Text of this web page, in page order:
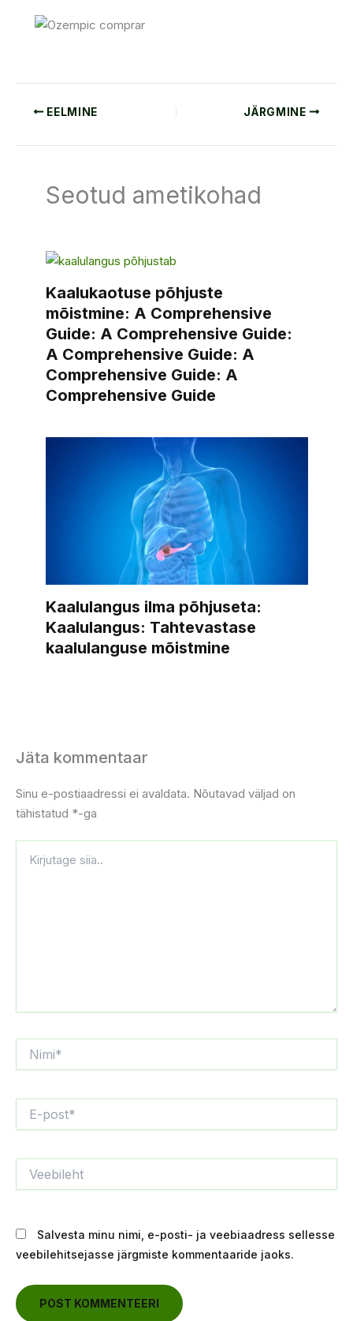
EELMINE JÄRGMINE
Seotud ametikohad
Kaalukaotuse põhjuste
mõistmine: A Comprehensive
Guide: A Comprehensive Guide:
A Comprehensive Guide: A
Comprehensive Guide: A
Comprehensive Guide
Kaalulangus ilma põhjuseta:
Kaalulangus: Tahtevastase
kaalulanguse mõistmine
Jäta kommentaar
Sinu e-postiaadressi ei avaldata. Nõutavad väljad on
tähistatud *-ga
siia..
post*
Salvesta minu nimi, e-posti- ja veebiaadress sellesse
veebilehitsejasse järgmiste kommentaaride jaoks.